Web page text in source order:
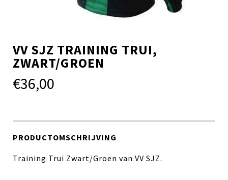
VV SJZ TRAINING TRUI,
ZWART/GROEN
€36,00
PRODUCTOMSCHRIJVING
Training Trui Zwart/Groen van VV SJZ.